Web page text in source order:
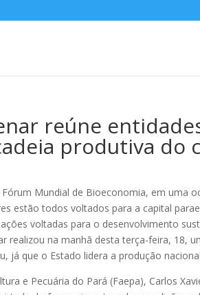
reúne
produtiva do
Mundial de Bioeconomia, em uma
estão todos voltados para a capital
voltadas para o desenvolvimento
realizou na manhã desta terça-feira, 18,
já que o Estado lidera a produção
e Pecuária do Pará (Faepa), Carlos